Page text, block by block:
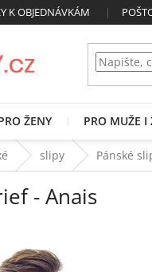
K OBJEDNÁVKÁM
ŽENY PRO MUŽE I
slipy Pánské
- Anais